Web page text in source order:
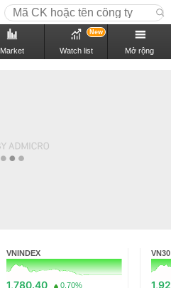
Market Watch list
New
Mở rộng
VNINDEX
1,780.40 0.70%
VN30